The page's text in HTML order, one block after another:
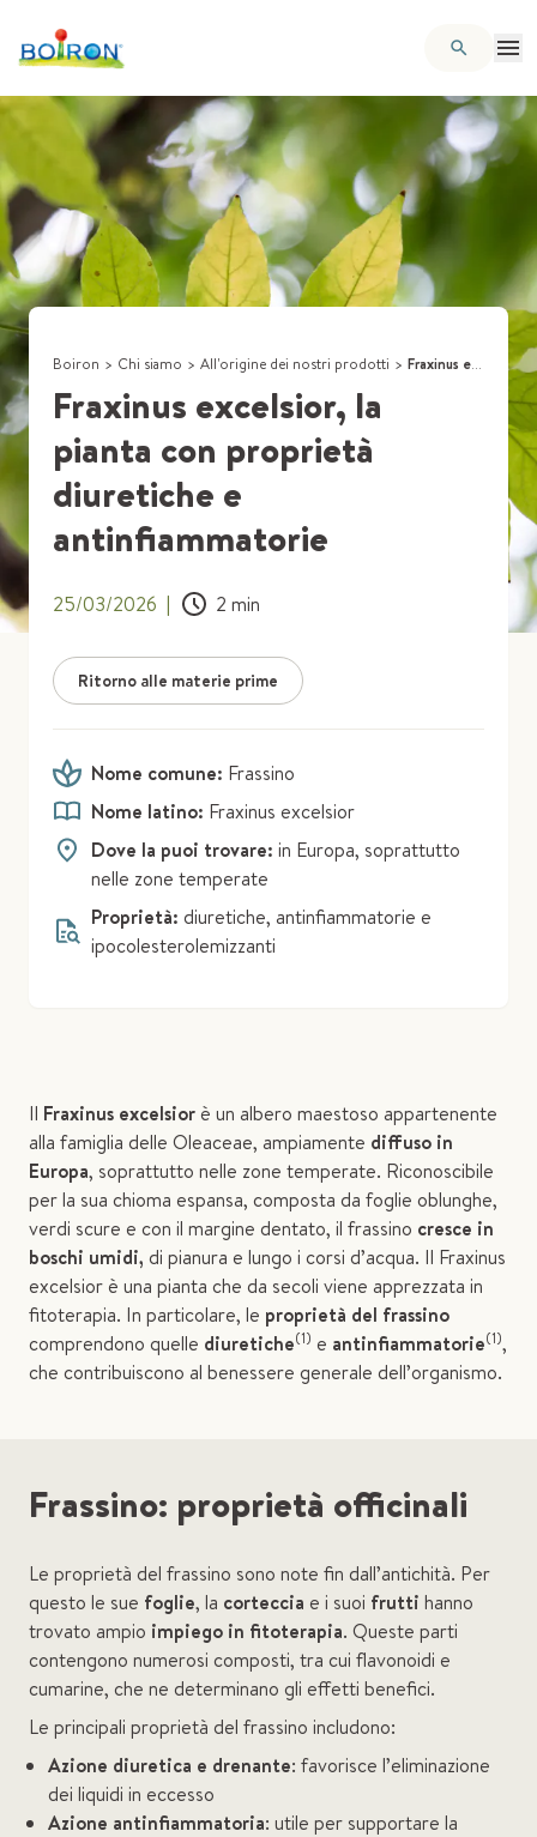
Boiron > Chi siamo > All'origine dei nostri prodotti > Fraxinus excelsior, la pianta con proprietà diuretiche e antinfiammatorie
Fraxinus excelsior, la
pianta con proprietà
diuretiche e
antinfiammatorie
25/03/2026 | 2 min
Ritorno alle materie prime
Nome comune: Frassino
Nome latino: Fraxinus excelsior
Dove la puoi trovare: in Europa, soprattutto
nelle zone temperate
Proprietà: diuretiche, antinfiammatorie e
ipocolesterolemizzanti
Il Fraxinus excelsior è un albero maestoso appartenente
alla famiglia delle Oleaceae, ampiamente diffuso in
Europa, soprattutto nelle zone temperate. Riconoscibile
per la sua chioma espansa, composta da foglie oblunghe,
verdi scure e con il margine dentato, il frassino cresce in
boschi umidi, di pianura e lungo i corsi d’acqua. Il Fraxinus
excelsior è una pianta che da secoli viene apprezzata in
fitoterapia. In particolare, le proprietà del frassino
comprendono quelle diuretiche(1) e antinfiammatorie(1),
che contribuiscono al benessere generale dell’organismo.
Frassino: proprietà officinali
Le proprietà del frassino sono note fin dall’antichità. Per
questo le sue foglie, la corteccia e i suoi frutti hanno
trovato ampio impiego in fitoterapia. Queste parti
contengono numerosi composti, tra cui flavonoidi e
cumarine, che ne determinano gli effetti benefici.
Le principali proprietà del frassino includono:
Azione diuretica e drenante: favorisce l’eliminazione
dei liquidi in eccesso
Azione antinfiammatoria: utile per supportare la